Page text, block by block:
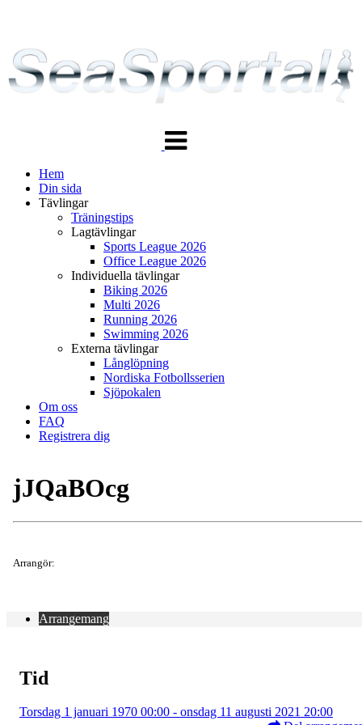
navigering
Hem
Din sida
Tävlingar
Träningstips
Lagtävlingar
Sports League 2026
Office League 2026
Individuella tävlingar
Biking 2026
Multi 2026
Running 2026
Swimming 2026
Externa tävlingar
Långlöpning
Nordiska Fotbollsserien
Sjöpokalen
Om oss
FAQ
Registrera dig
jJQaBOcg
Arrangör:
Arrangemang
Tid
Torsdag 1 januari 1970 00:00 - onsdag 11 augusti 2021 20:00